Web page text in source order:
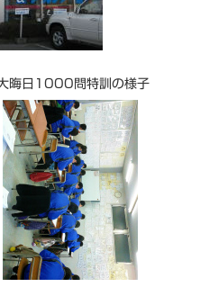
晦日1000問特訓の様子